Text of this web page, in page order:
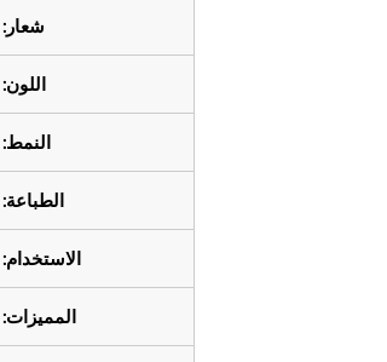
شعار:
اللون:
النمط:
الطباعة:
الاستخدام:
المميزات: